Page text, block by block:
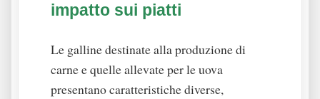
impatto sui piatti
Le galline destinate alla produzione di
carne e quelle allevate per le uova
presentano caratteristiche diverse,